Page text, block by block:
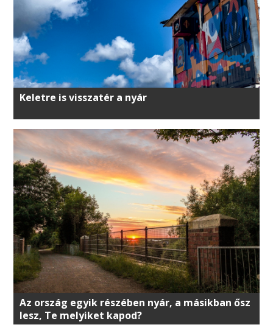
Keletre is visszatér a nyár
Az ország egyik részében nyár, a másikban ősz
lesz, Te melyiket kapod?